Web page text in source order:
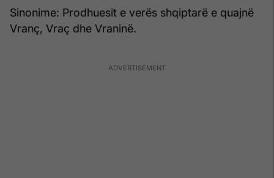
Sinonime: Prodhuesit e verës shqiptarë e quajnë
Vranç, Vraç dhe Vraninë.